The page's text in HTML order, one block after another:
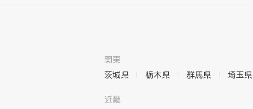
関東
茨城県
栃木県 群馬県 埼玉県
近畿